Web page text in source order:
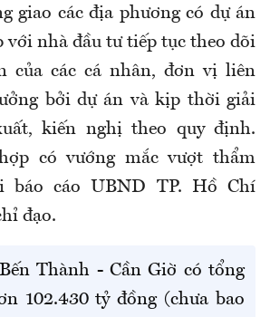
giao các địa phương có dự án
với nhà đầu tư tiếp tục theo dõi
của các cá nhân, đơn vị liên
bởi dự án và kịp thời giải
kiến nghị theo quy định.
có vướng mắc vượt thẩm
báo cáo UBND TP. Hồ Chí
đạo.
Thành - Cần Giờ có tổng
102.430 tỷ đồng (chưa bao